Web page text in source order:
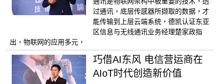
过通讯，底层传感器所撷取的数据，才
能传输到上层云端系统，德凯认证东亚
区信息与无线通讯业务经理楚家政指
出，物联网的应用多元，
巧借AI东风 电信营运商在
AIoT时代创造新价值